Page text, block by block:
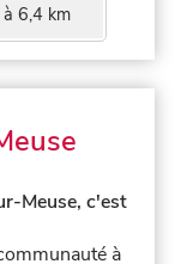
à 6,4 km
Meuse, c'est
à